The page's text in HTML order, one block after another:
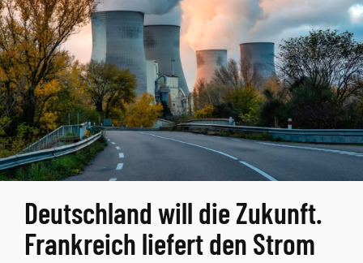
Deutschland will die Zukunft.
Frankreich liefert den Strom